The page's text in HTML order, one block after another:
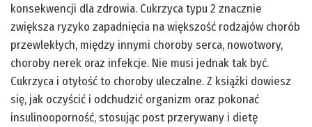
konsekwencji dla zdrowia. Cukrzyca typu 2 znacznie
zwiększa ryzyko zapadnięcia na większość rodzajów chorób
przewlekłych, między innymi choroby serca, nowotwory,
choroby nerek oraz infekcje. Nie musi jednak tak być.
Cukrzyca i otyłość to choroby uleczalne. Z książki dowiesz
się, jak oczyścić i odchudzić organizm oraz pokonać
insulinooporność, stosując post przerywany i dietę